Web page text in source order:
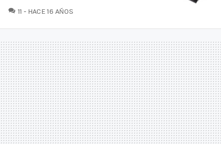
11 COMENTARIOS
HACE 16 AÑOS